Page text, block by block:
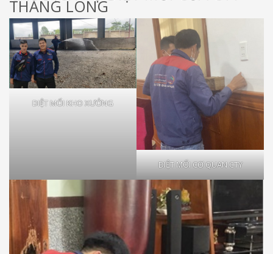
THĂNG LONG
DIỆT MỐI KHO XƯỞNG
DIỆT MỐI CƠ QUAN CTY